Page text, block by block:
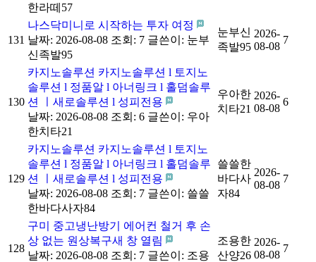
한라떼57
131
나스닥미니로 시작하는 투자 여정
날짜: 2026-08-08 조회: 7 글쓴이: 눈부
신족발95
눈부신
족발95
2026-
08-08
7
130
카지노솔루션 카지노솔루션 l 토지노
솔루션 l 정품알 l 아너링크 l 홀덤솔루
션 ㅣ새로솔루션 l 성피전용
날짜: 2026-08-08 조회: 6 글쓴이: 우아
한치타21
우아한
치타21
2026-
08-08
6
129
카지노솔루션 카지노솔루션 l 토지노
솔루션 l 정품알 l 아너링크 l 홀덤솔루
션 ㅣ새로솔루션 l 성피전용
날짜: 2026-08-08 조회: 7 글쓴이: 쓸쓸
한바다사자84
쓸쓸한
바다사
자84
2026-
08-08
7
128
구미 중고냉난방기 에어컨 철거 후 손
상 없는 원상복구새 창 열림
날짜: 2026-08-08 조회: 7 글쓴이: 조용
조용한
산양26
2026-
08-08
7